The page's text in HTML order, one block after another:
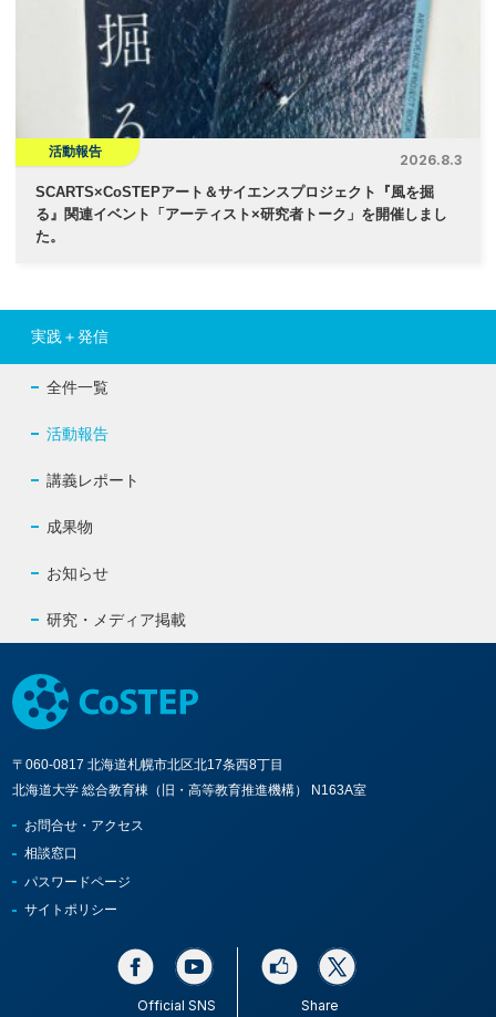
活動報告
2026.8.3
SCARTS×CoSTEPアート＆サイエンスプロジェクト『風を掘
る』関連イベント「アーティスト×研究者トーク」を開催しまし
た。
実践＋発信
全件一覧
活動報告
講義レポート
成果物
お知らせ
研究・メディア掲載
〒060-0817 北海道札幌市北区北17条西8丁目
北海道大学 総合教育棟（旧・高等教育推進機構） N163A室
お問合せ・アクセス
相談窓口
パスワードページ
サイトポリシー
Official SNS Share